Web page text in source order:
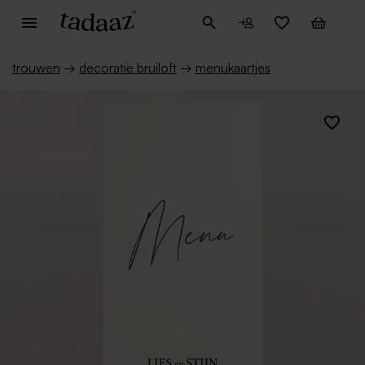
trouwen → decoratie bruiloft → menukaartjes